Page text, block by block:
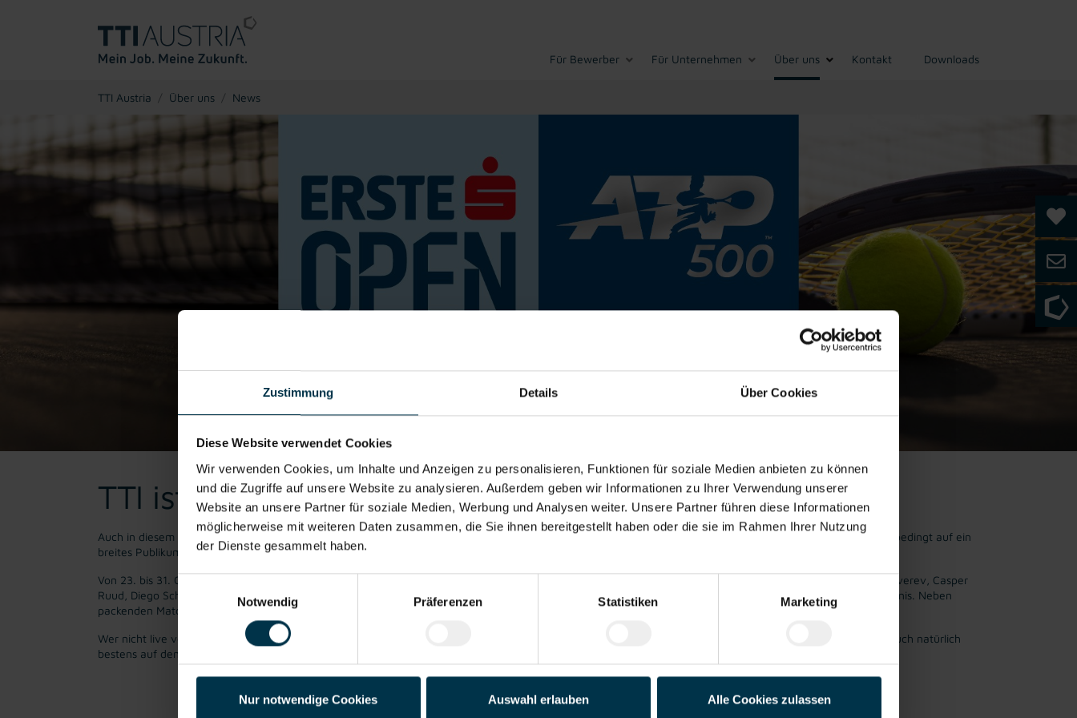
Zustimmung Details Über Cookies
Diese Website verwendet Cookies
Wir verwenden Cookies, um Inhalte und Anzeigen zu personalisieren, Funktionen für soziale Medien anbieten zu können
und die Zugriffe auf unsere Website zu analysieren. Außerdem geben wir Informationen zu Ihrer Verwendung unserer
Website an unsere Partner für soziale Medien, Werbung und Analysen weiter. Unsere Partner führen diese Informationen
möglicherweise mit weiteren Daten zusammen, die Sie ihnen bereitgestellt haben oder die sie im Rahmen Ihrer Nutzung
der Dienste gesammelt haben.
Einwilligungsauswahl
Notwendig
Präferenzen Statistiken Marketing
Nur notwendige Cookies Auswahl erlauben Alle Cookies zulassen
Für Bewerber Für Unternehmen Über uns Kontakt Downloads
TTI Austria Über uns News
TTI ist offizieller Partner
Auch in diesem Jahr ist TTI Austria wieder Kooperationspartner der Erste Bank Open in der Wiener Stadthalle. Das Tennis-Highlight musste im Vorjahr coronabedingt auf ein
breites Publikum verzichten – doch 2021 dürfen die Tennis-Asse endlich wieder vor ihren Fans aufspielen.
Von 23. bis 31. Oktober 2021 liefert das hochkarätig besetzte Teilnehmerfeld Tennis auf absolutem Spitzenniveau. Größen wie Stefanos Tsitsipas, Alexander Zverev, Casper
Ruud, Diego Schwarzman, Daniel Evans und viele weitere kämpfen um den Turniersieg und machen das Event einmal mehr zu einem erstklassigen Sporterlebnis. Neben
packenden Matches erwarten die Zuschauer:innen zahlreiche weitere Highlights wie Interviews und attraktive Gewinnspiele.
Wer nicht live vor Ort sein kann: Die Matches werden selbstverständlich auch im TV übertragen. Auf unseren Facebook- und Instagram-Kanälen halten wir euch natürlich
bestens auf dem Laufenden, liebe Talente.